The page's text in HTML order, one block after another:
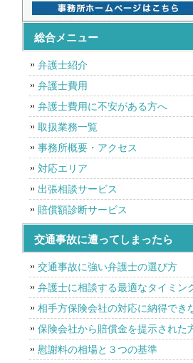
総合メニュー
弁護士紹介
弁護士費用
弁護士費用に不安がある方へ
取扱業務一覧
事務所概要・アクセス
対応エリア
出張相談サービス
賠償額診断サービス
交通事故に遭ってしまったら
交通事故に強い弁護士の選び方
弁護士に相談する最適なタイミン
相手方保険会社の対応に納得でき
保険会社から賠償金を提示された
慰謝料の相場と３つの基準